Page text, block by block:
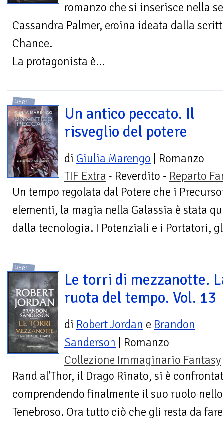
romanzo che si inserisce nella
Cassandra Palmer, eroina ideata dalla
Chance.
La protagonista è...
LIBRI
Un antico peccato. Il
risveglio del potere
di Giulia Marengo | Romanzo
TIF Extra - Reverdito - Reparto
Un tempo regolata dal Potere che i
elementi, la magia nella Galassia è stata
dalla tecnologia. I Potenziali e i Portatori,
LIBRI
Le torri di mezzanotte.
ruota del tempo. Vol. 13
di Robert Jordan e Brandon
Sanderson | Romanzo
Collezione Immaginario Fantasy
Rand al'Thor, il Drago Rinato, si è
comprendendo finalmente il suo ruolo
Tenebroso. Ora tutto ciò che gli resta da